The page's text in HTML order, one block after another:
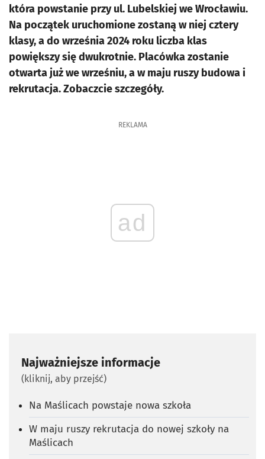
która powstanie przy ul. Lubelskiej we Wrocławiu.
Na początek uruchomione zostaną w niej cztery
klasy, a do września 2024 roku liczba klas
powiększy się dwukrotnie. Placówka zostanie
otwarta już we wrześniu, a w maju ruszy budowa i
rekrutacja. Zobaczcie szczegóły.
REKLAMA
ad
Najważniejsze informacje
(kliknij, aby przejść)
Na Maślicach powstaje nowa szkoła
W maju ruszy rekrutacja do nowej szkoły na
Maślicach